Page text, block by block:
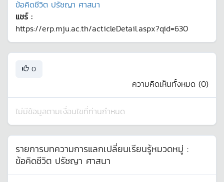
ข้อคิดชีวิต ปรัชญา ศาสนา
แชร์ :
https://erp.mju.ac.th/acticleDetail.aspx?qid=630
0
ความคิดเห็นทั้งหมด (0)
ไม่มีข้อมูลตามเงื่อนไขที่ท่านกำหนด
รายการบทความการแลกเปลี่ยนเรียนรู้หมวดหมู่ :
ข้อคิดชีวิต ปรัชญา ศาสนา